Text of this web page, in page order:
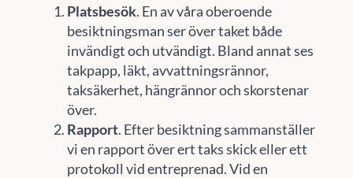
Platsbesök. En av våra oberoende
besiktningsman ser över taket både
invändigt och utvändigt. Bland annat ses
takpapp, läkt, avvattningsrännor,
taksäkerhet, hängrännor och skorstenar
över.
Rapport. Efter besiktning sammanställer
vi en rapport över ert taks skick eller ett
protokoll vid entreprenad. Vid en